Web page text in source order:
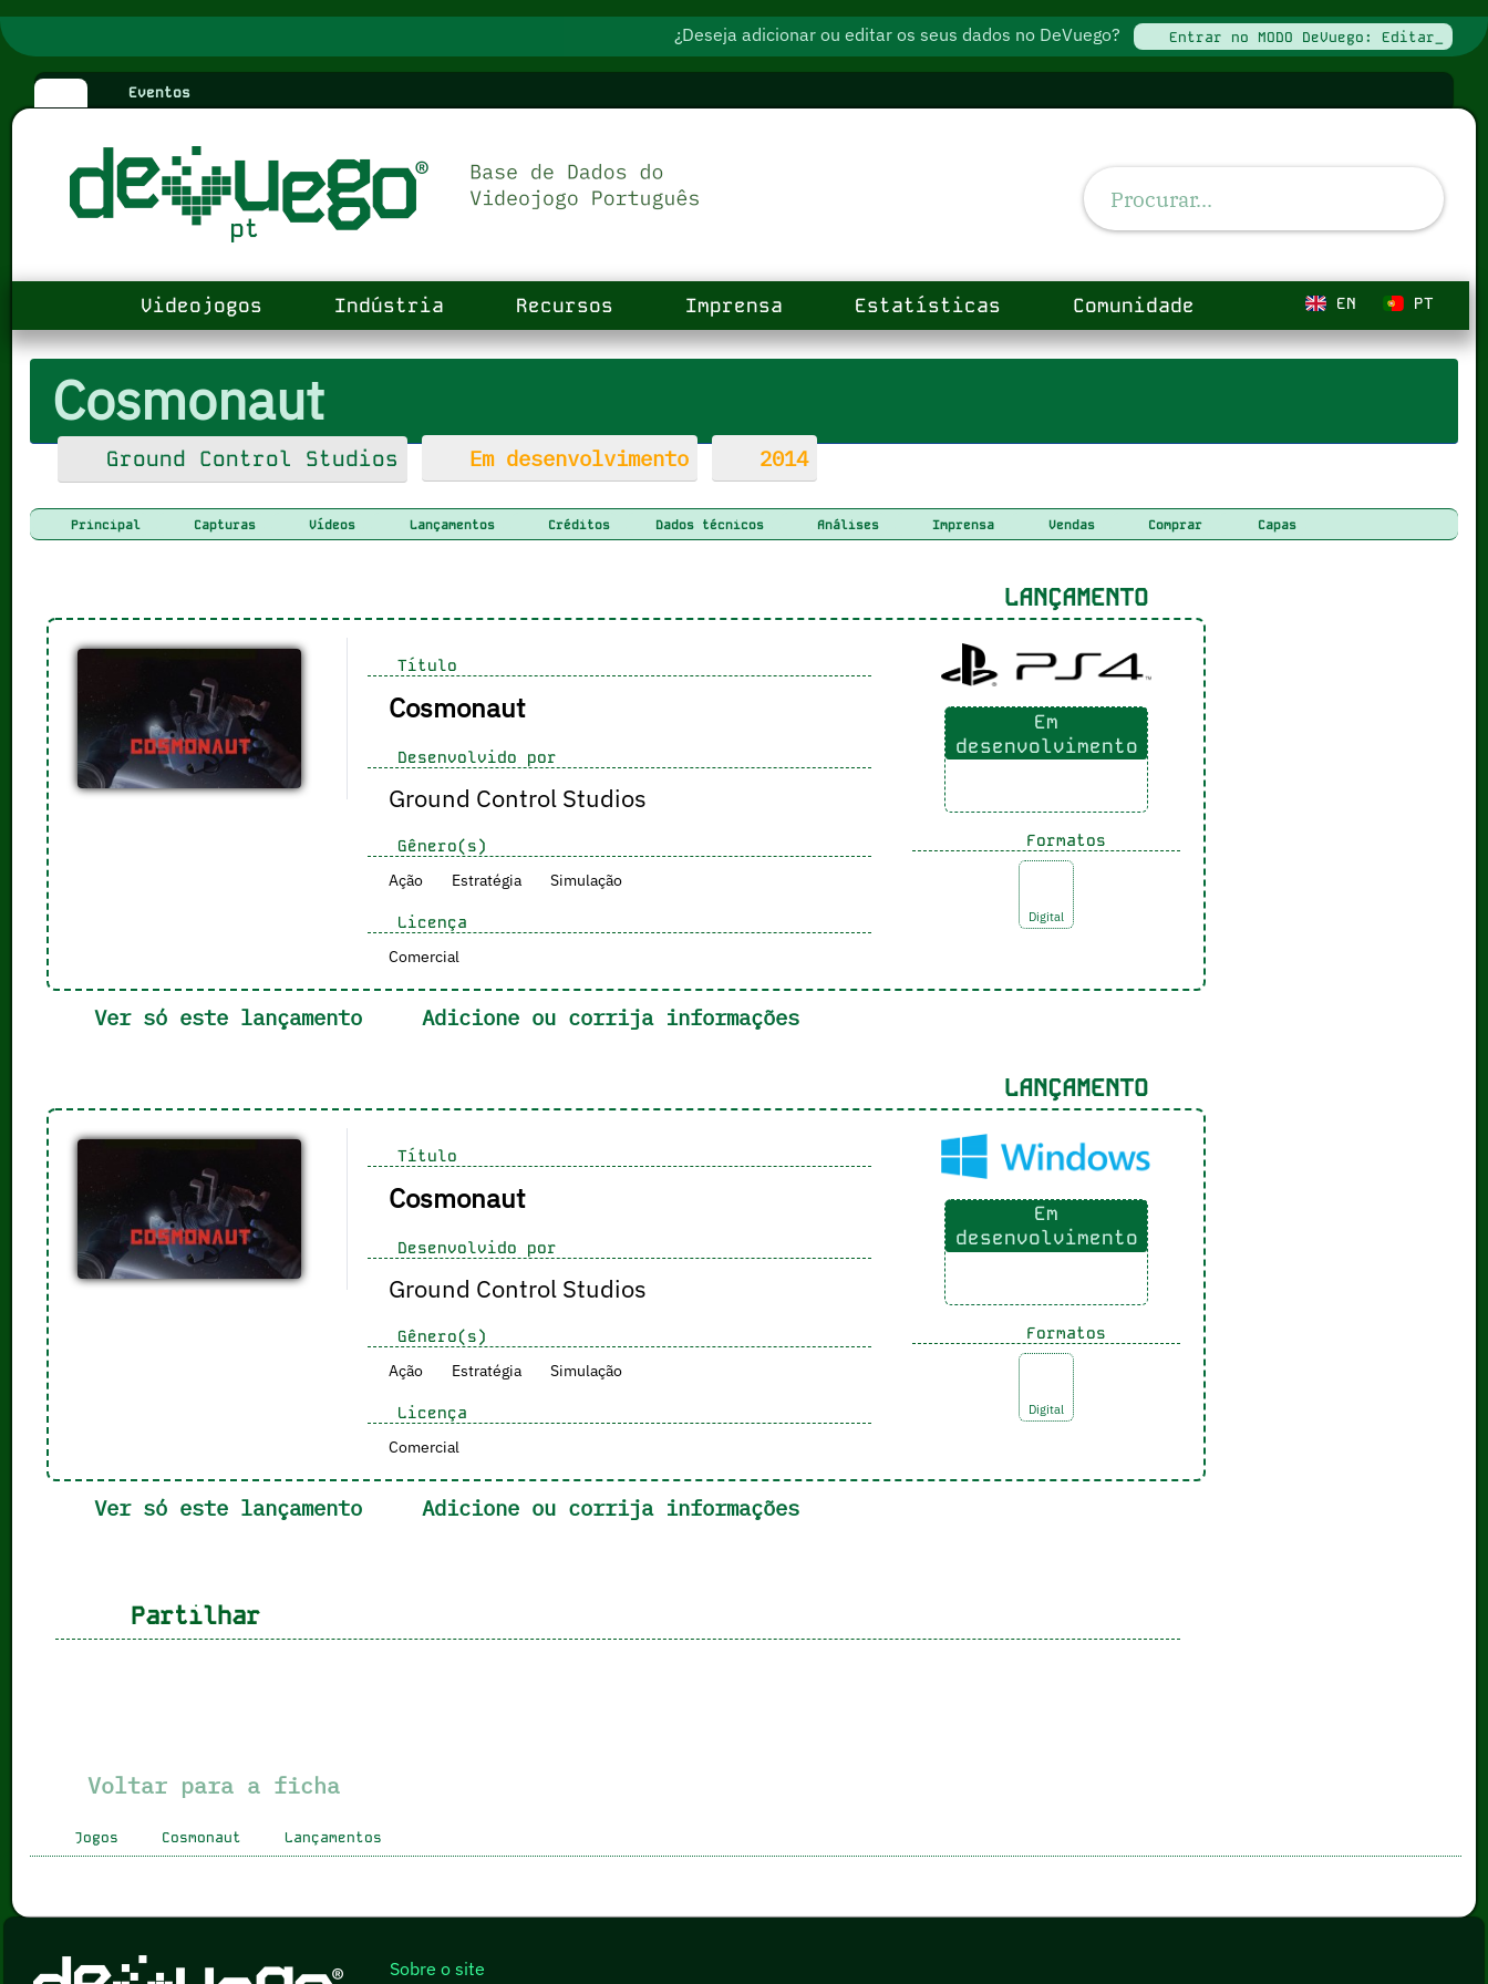
¿Deseja adicionar ou editar os seus dados no DeVuego? Entrar no MODO DeVuego: Editar_
Eventos
Videojogos Indústria Recursos Imprensa Estatísticas Comunidade PT
EN
Cosmonaut
Ground Control Studios Em desenvolvimento 2014
Principal Capturas Vídeos Lançamentos Créditos Dados técnicos Análises Imprensa Vendas Comprar Capas
LANÇAMENTO
Em
desenvolvimento
Formatos
Digital
Título
Cosmonaut
Desenvolvido por
Ground Control Studios
Gênero(s)
Ação
Estratégia Simulação
Licença
Comercial
Ver só este lançamento Adicione ou corrija informações
LANÇAMENTO
Em
desenvolvimento
Formatos
Digital
Título
Cosmonaut
Desenvolvido por
Ground Control Studios
Gênero(s)
Ação
Estratégia Simulação
Licença
Comercial
Ver só este lançamento Adicione ou corrija informações
Partilhar
Voltar para a ficha
Jogos Cosmonaut Lançamentos
Sobre o site